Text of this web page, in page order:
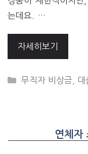
는데요. …
자세히보기
CATEGORIES
무직자 비상금 대
연체자